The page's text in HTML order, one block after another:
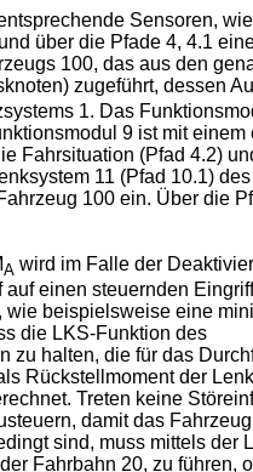
Sensoren, wie
über die Pfade 4, 4.1
100, das aus den
zugeführt, dessen
1. Das
9 ist mit einem
Fahrsituation (Pfad 4.2)
11 (Pfad 10.1) des
100 ein. Über die
A wird im Falle der
einen steuernden
wie beispielsweise eine
die LKS-Funktion des
zu halten, die für das
Rückstellmoment der
Treten keine
damit das
sind, muss mittels der
Fahrbahn 20, zu führen,